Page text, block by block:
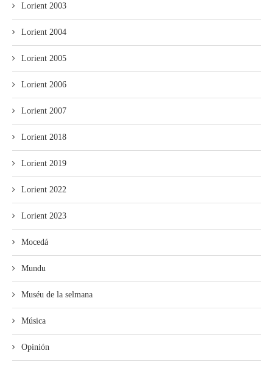
Lorient 2003
Lorient 2004
Lorient 2005
Lorient 2006
Lorient 2007
Lorient 2018
Lorient 2019
Lorient 2022
Lorient 2023
Mocedá
Mundu
Muséu de la selmana
Música
Opinión